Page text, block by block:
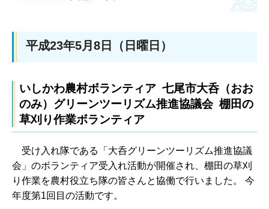
平成23年5月8日（日曜日）
いしかわ農村ボランティア 七尾市大呑（おお
のみ）グリーンツーリズム推進協議会 棚田の
草刈り作業ボランティア
受け入れ隊である「大呑グリーンツーリズム推進協議
会」のボランティア受入れ活動が開催され、棚田の草刈
り作業を農村役立ち隊の皆さんと協働で行いました。 今
年度第1回目の活動です。